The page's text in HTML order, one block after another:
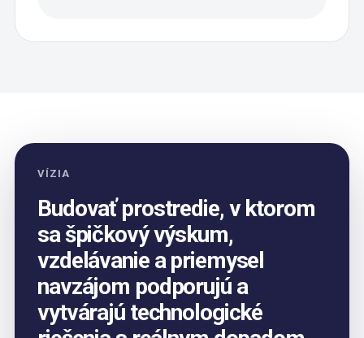
VÍZIA
Budovať prostredie, v ktorom
sa špičkový výskum,
vzdelávanie a priemysel
navzájom podporujú a
vytvárajú technologické